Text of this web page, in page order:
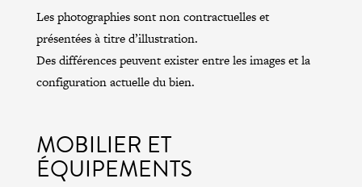
Les photographies sont non contractuelles et
présentées à titre d’illustration.
Des différences peuvent exister entre les images et la
configuration actuelle du bien.
MOBILIER ET
ÉQUIPEMENTS